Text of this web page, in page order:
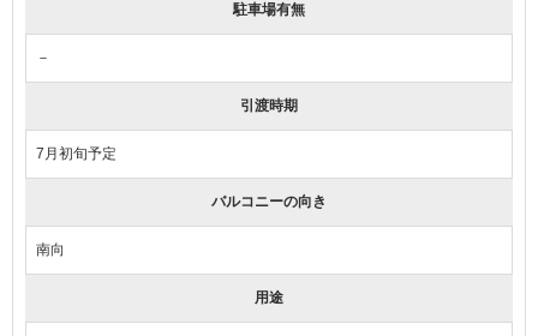
駐車場有無
－
引渡時期
7月初旬予定
バルコニーの向き
南向
用途